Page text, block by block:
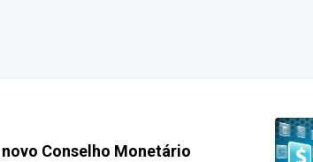
Conselho Monetário